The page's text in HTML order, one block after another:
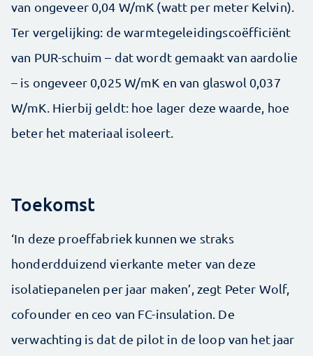
van ongeveer 0,04 W/mK (watt per meter Kelvin).
Ter vergelijking: de warmtegeleidingscoëfficiënt
van PUR-schuim – dat wordt gemaakt van aardolie
– is ongeveer 0,025 W/mK en van glaswol 0,037
W/mK. Hierbij geldt: hoe lager deze waarde, hoe
beter het materiaal isoleert.
Toekomst
‘In deze proeffabriek kunnen we straks
honderdduizend vierkante meter van deze
isolatiepanelen per jaar maken’, zegt Peter Wolf,
cofounder en ceo van FC-insulation. De
verwachting is dat de pilot in de loop van het jaar